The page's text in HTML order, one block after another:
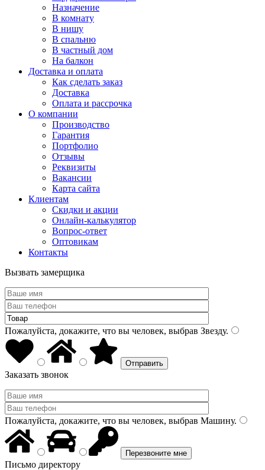
Назначение
В комнату
В нишу
В спальню
В частный дом
На балкон
Доставка и оплата
Как сделать заказ
Доставка
Оплата и рассрочка
О компании
Производство
Гарантия
Портфолио
Отзывы
Реквизиты
Вакансии
Карта сайта
Клиентам
Скидки и акции
Онлайн-калькулятор
Вопрос-ответ
Оптовикам
Контакты
Вызвать замерщика
Пожалуйста, докажите, что вы человек, выбрав Звезду.
Заказать звонок
Пожалуйста, докажите, что вы человек, выбрав Машину.
Письмо директору